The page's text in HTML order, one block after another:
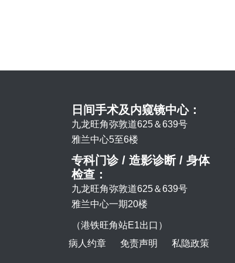
日间手术及内窥镜中心：
九龙旺角弥敦道625＆639号
雅兰中心5至6楼
专科门诊 / 造影诊断 / 身体
检查：
九龙旺角弥敦道625＆639号
雅兰中心一期20楼
（港铁旺角站E1出口）
病人约章 免责声明 私隐政策